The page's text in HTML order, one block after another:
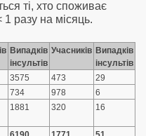
ті, хто споживає
разу на місяць.
Випадків
інсультів
Учасників Випадків
інсультів
3575 473
29
734 978
6
1881 320 16